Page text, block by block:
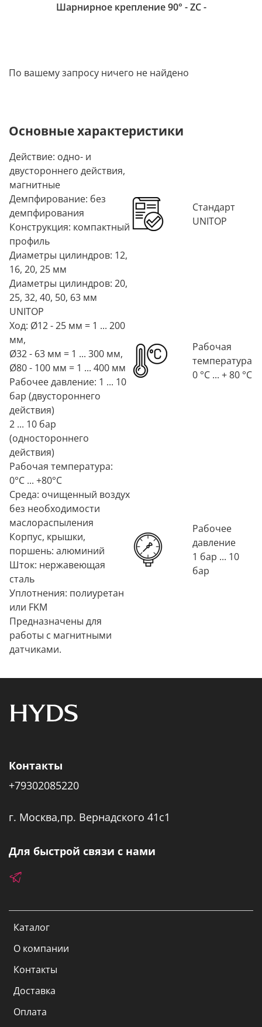
Шарнирное крепление 90° - ZC -
По вашему запросу ничего не найдено
Основные характеристики
Действие: одно- и
двустороннего действия,
магнитные
Демпфирование: без
демпфирования
Конструкция: компактный
профиль
Диаметры цилиндров: 12,
16, 20, 25 мм
Диаметры цилиндров: 20,
25, 32, 40, 50, 63 мм
UNITOP
Ход: Ø12 - 25 мм = 1 ... 200
мм,
Ø32 - 63 мм = 1 ... 300 мм,
Ø80 - 100 мм = 1 ... 400 мм
Рабочее давление: 1 ... 10
бар (двустороннего
действия)
2 ... 10 бар
(одностороннего
действия)
Рабочая температура:
0°C ... +80°C
Среда: очищенный воздух
без необходимости
маслораспыления
Корпус, крышки,
поршень: алюминий
Шток: нержавеющая
сталь
Уплотнения: полиуретан
или FKM
Предназначены для
работы с магнитными
датчиками.
Стандарт
UNITOP
Рабочая
температура
0 °C ... + 80 °C
Рабочее
давление
1 бар ... 10
бар
Каталог
О компании
Контакты
Доставка
Оплата
Контакты
+79302085220
г. Москва,пр. Вернадского 41с1
Для быстрой связи с нами